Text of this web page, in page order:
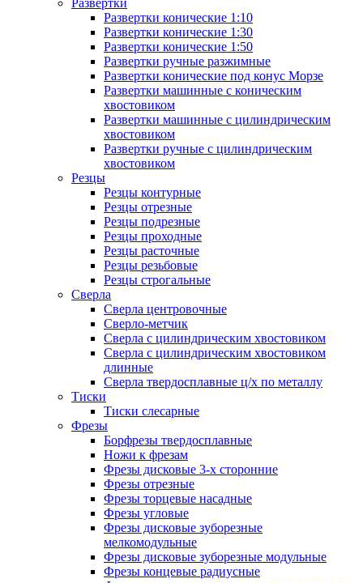
Развертки
Развертки конические 1:10
Развертки конические 1:30
Развертки конические 1:50
Развертки ручные разжимные
Развертки конические под конус Морзе
Развертки машинные с коническим
хвостовиком
Развертки машинные с цилиндрическим
хвостовиком
Развертки ручные с цилиндрическим
хвостовиком
Резцы
Резцы контурные
Резцы отрезные
Резцы подрезные
Резцы проходные
Резцы расточные
Резцы резьбовые
Резцы строгальные
Сверла
Сверла центровочные
Сверло-метчик
Сверла с цилиндрическим хвостовиком
Сверла с цилиндрическим хвостовиком
длинные
Сверла твердосплавные ц/х по металлу
Тиски
Тиски слесарные
Фрезы
Борфрезы твердосплавные
Ножи к фрезам
Фрезы дисковые 3-х сторонние
Фрезы отрезные
Фрезы торцевые насадные
Фрезы угловые
Фрезы дисковые зуборезные
мелкомодульные
Фрезы дисковые зуборезные модульные
Фрезы концевые радиусные